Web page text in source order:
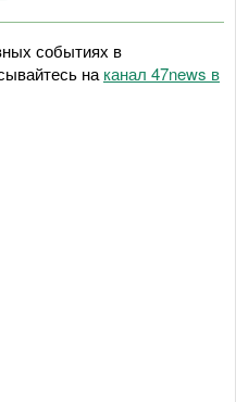
событиях в
на канал 47news в